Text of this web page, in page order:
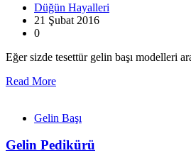
Düğün Hayalleri
21 Şubat 2016
0
Eğer sizde tesettür gelin başı modelleri
Read More
Gelin Başı
Gelin Pedikürü